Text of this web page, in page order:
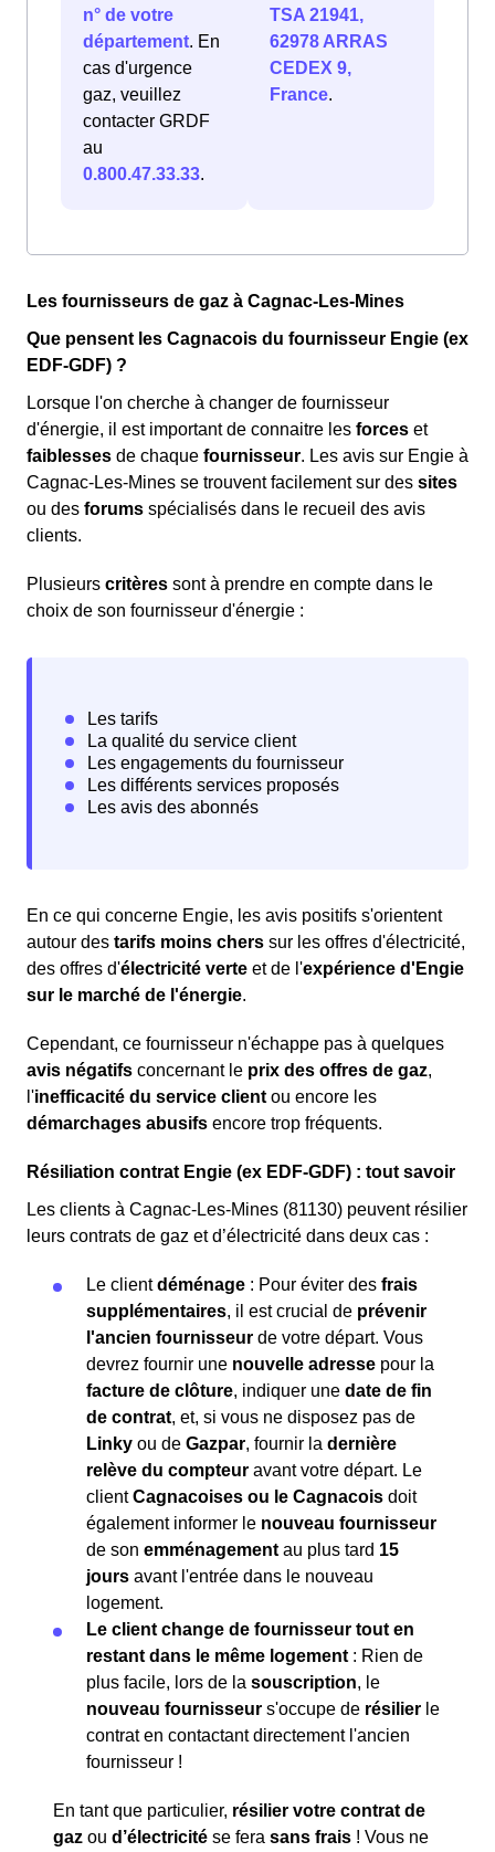
n° de votre
département. En
cas d'urgence
gaz, veuillez
contacter GRDF
au
0.800.47.33.33.
TSA 21941,
62978 ARRAS
CEDEX 9,
France.
Les fournisseurs de gaz à Cagnac-Les-Mines
Que pensent les Cagnacois du fournisseur Engie (ex
EDF-GDF) ?
Lorsque l'on cherche à changer de fournisseur
d'énergie, il est important de connaitre les forces et
faiblesses de chaque fournisseur. Les avis sur Engie à
Cagnac-Les-Mines se trouvent facilement sur des sites
ou des forums spécialisés dans le recueil des avis
clients.
Plusieurs critères sont à prendre en compte dans le
choix de son fournisseur d'énergie :
En ce qui concerne Engie, les avis positifs s'orientent
autour des tarifs moins chers sur les offres d'électricité,
des offres d'électricité verte et de l'expérience d'Engie
sur le marché de l'énergie.
Cependant, ce fournisseur n'échappe pas à quelques
avis négatifs concernant le prix des offres de gaz,
l'inefficacité du service client ou encore les
démarchages abusifs encore trop fréquents.
Résiliation contrat Engie (ex EDF-GDF) : tout savoir
Les clients à Cagnac-Les-Mines (81130) peuvent résilier
leurs contrats de gaz et d’électricité dans deux cas :
Le clientdéménage : Pour éviter des frais
supplémentaires, il est crucial de prévenir
l'ancien fournisseur de votre départ. Vous
devrez fournir une nouvelle adresse pour la
facture de clôture, indiquer une date de fin
de contrat, et, si vous ne disposez pas de
Linky ou de Gazpar, fournir la dernière
relève du compteur avant votre départ. Le
clientCagnacoises ou le Cagnacois doit
également informer le nouveau fournisseur
de son emménagement au plus tard 15
jours avant l'entrée dans le nouveau
logement.
Le client change de fournisseur tout en
restant dans le même logement : Rien de
plus facile, lors de la souscription, le
nouveau fournisseur s'occupe de résilier le
contrat en contactant directement l'ancien
fournisseur !
En tant que particulier, résilier votre contrat de
gaz ou d’électricité se fera sans frais ! Vous ne